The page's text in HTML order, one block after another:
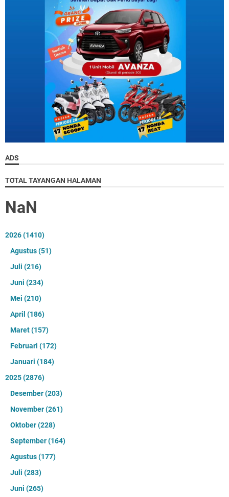
ADS
TOTAL TAYANGAN HALAMAN
NaN
2026(1410)
Agustus(51)
Juli (216)
Juni (234)
Mei (210)
April (186)
Maret(157)
Februari (172)
Januari (184)
2025(2876)
Desember(203)
November(261)
Oktober(228)
September(164)
Agustus(177)
Juli (283)
Juni (265)